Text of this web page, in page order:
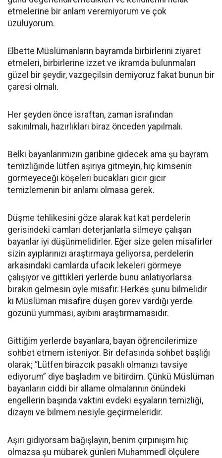
etmelerine bir anlam veremiyorum ve çok
üzülüyorum.
Elbette Müslümanların bayramda birbirlerini ziyaret
etmeleri, birbirlerine izzet ve ikramda bulunmaları
güzel bir şeydir, vazgeçilsin demiyoruz fakat bunun bir
çaresi olmalı.
Her şeyden önce israftan, zaman israfından
sakınılmalı, hazırlıkları biraz önceden yapılmalı.
Belki bayanlarımızın garibine gidecek ama şu bayram
temizliğinde lütfen aşırıya gitmeyin, hiç kimsenin
görmeyeceği köşeleri bucakları gıcır gıcır
temizlemenin bir anlamı olmasa gerek.
Düşme tehlikesini göze alarak kat kat perdelerin
gerisindeki camları deterjanlarla silmeye çalışan
bayanlar iyi düşünmelidirler. Eğer size gelen misafirler
sizin ayıplarınızı araştırmaya geliyorsa, perdelerin
arkasındaki camlarda ufacık lekeleri görmeye
çalışıyor ve gittikleri yerlerde bunu anlatıyorlarsa
bırakın gelmesin öyle misafir. Herkes şunu bilmelidir
ki Müslüman misafire düşen görev vardığı yerde
gözünü yumması, ayıbını araştırmamasıdır.
Gittiğim yerlerde bayanlara, bayan öğrencilerimize
sohbet etmem isteniyor. Bir defasında sohbet başlığı
olarak; “Lütfen birazcık pasaklı olmanızı tavsiye
ediyorum” diye başladım ve bitirdim. Çünkü Müslüman
bayanların ciddi bir allame olmalarının önündeki
engellerin başında vaktini evdeki eşyaların temizliği,
dizaynı ve bilmem nesiyle geçirmeleridir.
Aşırı gidiyorsam bağışlayın, benim çırpınışım hiç
olmazsa şu mübarek günleri Muhammedî ölçülere